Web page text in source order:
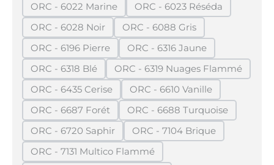
ORC - 6022 Marine
(Diese Option ist zurzeit nicht verfügbar.)
ORC - 6023 Réséda
(Diese Option ist
ORC - 6028 Noir
(Diese Option ist zurzeit nicht verfügbar.)
ORC - 6088 Gris
(Diese Option ist zurzeit
ORC - 6196 Pierre
(Diese Option ist zurzeit nicht verfügbar.)
ORC - 6316 Jaune
(Diese Option ist zurzeit
ORC - 6318 Blé
(Diese Option ist zurzeit nicht verfügbar.)
ORC - 6319 Nuages Flammé
(Diese Option ist
ORC - 6435 Cerise
(Diese Option ist zurzeit nicht verfügbar.)
ORC - 6610 Vanille
(Diese Option ist zurzeit
ORC - 6687 Forét
(Diese Option ist zurzeit nicht verfügbar.)
ORC - 6688 Turquoise
(Diese Option ist
ORC - 6720 Saphir
(Diese Option ist zurzeit nicht verfügbar.)
ORC - 7104 Brique
(Diese Option ist zurzeit
ORC - 7131 Multico Flammé
(Diese Option ist zurzeit nicht verfügbar.)